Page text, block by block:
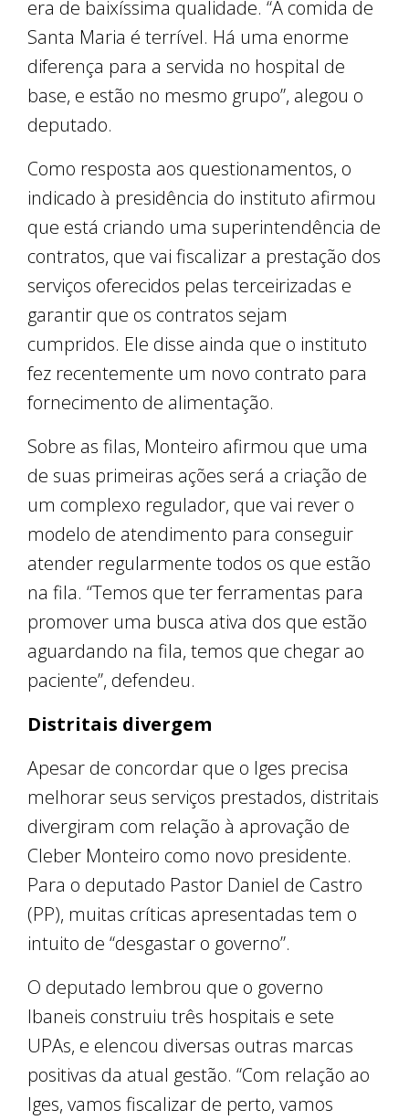
era de baixíssima qualidade. “A comida de
Santa Maria é terrível. Há uma enorme
diferença para a servida no hospital de
base, e estão no mesmo grupo”, alegou o
deputado.
Como resposta aos questionamentos, o
indicado à presidência do instituto afirmou
que está criando uma superintendência de
contratos, que vai fiscalizar a prestação dos
serviços oferecidos pelas terceirizadas e
garantir que os contratos sejam
cumpridos. Ele disse ainda que o instituto
fez recentemente um novo contrato para
fornecimento de alimentação.
Sobre as filas, Monteiro afirmou que uma
de suas primeiras ações será a criação de
um complexo regulador, que vai rever o
modelo de atendimento para conseguir
atender regularmente todos os que estão
na fila. “Temos que ter ferramentas para
promover uma busca ativa dos que estão
aguardando na fila, temos que chegar ao
paciente”, defendeu.
Distritais divergem
Apesar de concordar que o Iges precisa
melhorar seus serviços prestados, distritais
divergiram com relação à aprovação de
Cleber Monteiro como novo presidente.
Para o deputado Pastor Daniel de Castro
(PP), muitas críticas apresentadas tem o
intuito de “desgastar o governo”.
O deputado lembrou que o governo
Ibaneis construiu três hospitais e sete
UPAs, e elencou diversas outras marcas
positivas da atual gestão. “Com relação ao
Iges, vamos fiscalizar de perto, vamos